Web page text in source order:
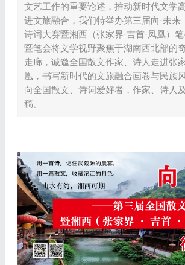
文艺工作的重要论述，推动新时代文学
进文旅融合，我们特举办第三届向·未
诗词大赛暨湘西（张家界·吉首·凤凰）
暨笔会将文学视野聚焦于湖南西北部的
走廊，诚邀全国散文作家、诗人走进张
凰，书写新时代的文旅融合画卷与民族
向全国散文、诗词爱好者，作家、诗人
稿。